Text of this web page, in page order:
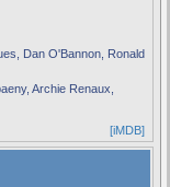
Dan O'Bannon, Ronald
Archie Renaux,
[iMDB]